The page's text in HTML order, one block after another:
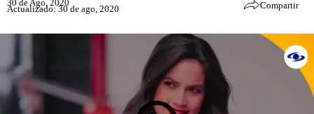
30 de Ago, 2020
Actualizado: 30 de ago, 2020 Compartir